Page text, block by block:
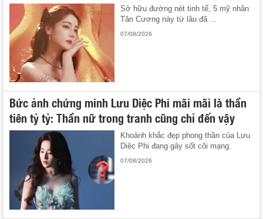
Sở hữu đường nét tinh tế, 5 mỹ nhân
Tân Cương này từ lâu đã ...
07/08/2026
Bức ảnh chứng minh Lưu Diệc Phi mãi mãi là thần
tiên tỷ tỷ: Thần nữ trong tranh cũng chỉ đến vậy
Khoảnh khắc đẹp phong thần của Lưu
Diệc Phi đang gây sốt cõi mạng.
07/08/2026